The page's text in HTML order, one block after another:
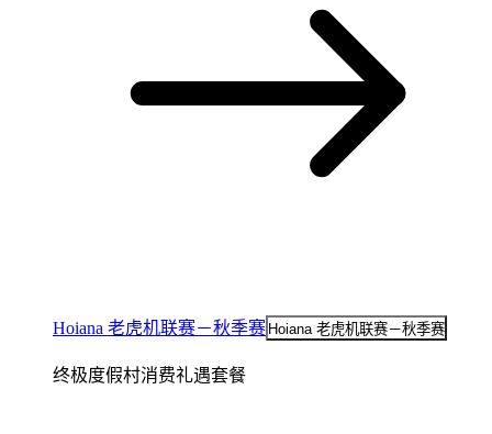
Hoiana 老虎机联赛－秋季赛 Hoiana 老虎机联赛－秋季赛
终极度假村消费礼遇套餐